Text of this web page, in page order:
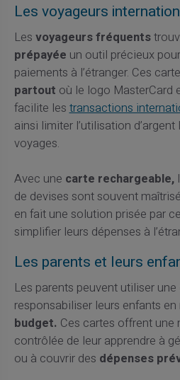
Les voyageurs
Les voyageurs fréquents
prépayée un outil précieux
paiements à l’étranger. Ces
partout où le logo MasterCard
facilite lestransactions
ainsi limiter l’utilisation
voyages.
Avec une carte rechargeable,
de devises sont souvent
en fait une solution prisée par
simplifier leurs dépenses à
Les parents et leurs
Les parents peuvent utiliser une
responsabiliser leurs enfants
budget. Ces cartes offrent une
contrôlée de leur apprendre à
ou à couvrir des dépenses